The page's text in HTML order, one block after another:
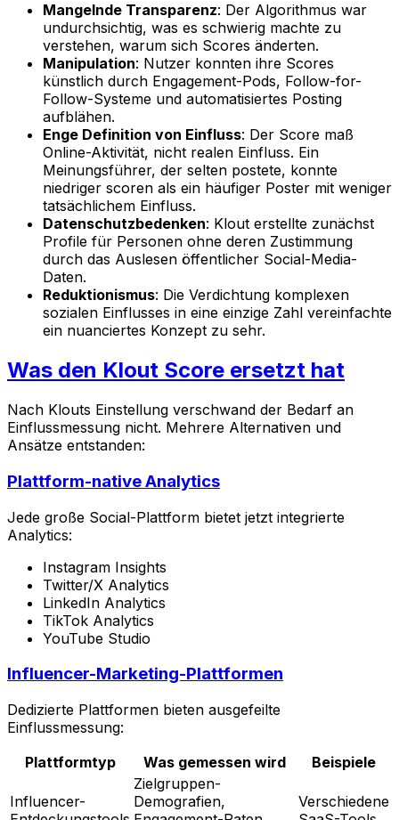
Mangelnde Transparenz: Der Algorithmus war
undurchsichtig, was es schwierig machte zu
verstehen, warum sich Scores änderten.
Manipulation: Nutzer konnten ihre Scores
künstlich durch Engagement-Pods, Follow-for-
Follow-Systeme und automatisiertes Posting
aufblähen.
Enge Definition von Einfluss: Der Score maß
Online-Aktivität, nicht realen Einfluss. Ein
Meinungsführer, der selten postete, konnte
niedriger scoren als ein häufiger Poster mit weniger
tatsächlichem Einfluss.
Datenschutzbedenken: Klout erstellte zunächst
Profile für Personen ohne deren Zustimmung
durch das Auslesen öffentlicher Social-Media-
Daten.
Reduktionismus: Die Verdichtung komplexen
sozialen Einflusses in eine einzige Zahl vereinfachte
ein nuanciertes Konzept zu sehr.
Was den Klout Score ersetzt hat
Nach Klouts Einstellung verschwand der Bedarf an
Einflussmessung nicht. Mehrere Alternativen und
Ansätze entstanden:
Plattform-native Analytics
Jede große Social-Plattform bietet jetzt integrierte
Analytics:
Instagram Insights
Twitter/X Analytics
LinkedIn Analytics
TikTok Analytics
YouTube Studio
Influencer-Marketing-Plattformen
Dedizierte Plattformen bieten ausgefeilte
Einflussmessung:
Plattformtyp
Was gemessen wird Beispiele
Influencer-
Zielgruppen-
Demografien,
Verschiedene